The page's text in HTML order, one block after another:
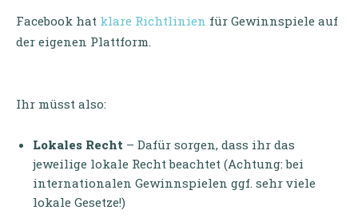
Facebook hat klare Richtlinien für Gewinnspiele auf
der eigenen Plattform.
Ihr müsst also:
Lokales Recht – Dafür sorgen, dass ihr das
jeweilige lokale Recht beachtet (Achtung: bei
internationalen Gewinnspielen ggf. sehr viele
lokale Gesetze!)